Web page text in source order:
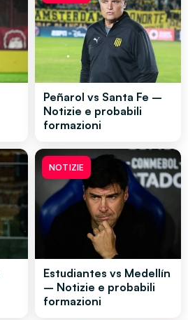
Peñarol vs Santa Fe –
Notizie e probabili
formazioni
NOTIZIE
Estudiantes vs Medellín
– Notizie e probabili
formazioni